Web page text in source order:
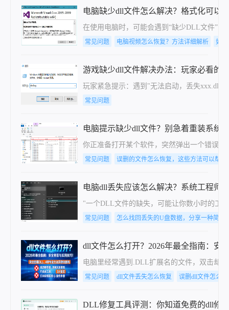
电脑缺少dll文件怎么解决？格式化可以
在使用电脑时，可能会遇到“缺少DLL文件”
常见问题 电脑视频怎么恢复？方法详细解析 如
游戏缺少dll文件解决办法：玩家必看的7
玩家紧急提示：遇到"无法启动，丢失xxx.dll"
常见问题
电脑提示缺少dll文件？别急着重装系统
你正准备打开某个软件，突然弹出一个错误
常见问题 误删的文件怎么恢复，这些方法可以帮到
电脑dll丢失应该怎么解决？系统工程师
"一个DLL文件的缺失，可能让你数小时的工
常见问题 怎么找回丢失的U盘数据，分享一种简单
dll文件怎么打开？2026年最全指南：安
电脑里经常遇到.DLL扩展名的文件，双击却
常见问题 dll文件丢失怎么恢复 误删dll文件怎么
DLL修复工具评测：你知道免费的dll修